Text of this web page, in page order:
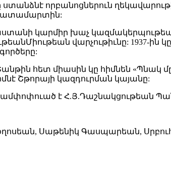
որբանոցներուն
կարմիր խաչ կազմակերպութեան
վարչութիւնը: 1937-ին
հետ միասին կը հիմնեն «Պնակ
Շթորայի կազդուրման կայանը:
ամփոփուած է Հ.Յ.Դաշնակցութեան
Սաթենիկ Գասպարեան,